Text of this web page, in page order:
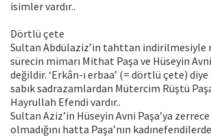
isimler vardır..
Dörtlü çete
Sultan Abdülaziz’in tahttan indirilmesiyle
sürecin mimarı Mithat Paşa ve Hüseyin
değildir. ‘Erkân-ı erbaa’ (= dörtlü çete)
sabık sadrazamlardan Mütercim Rüştü
Hayrullah Efendi vardır..
Sultan Aziz’in Hüseyin Avni Paşa’ya
olmadığını hatta Paşa’nın